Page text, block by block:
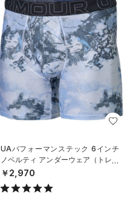
UAパフォーマンステック 6インチ
ノベルティ アンダーウェア（トレー
ニング/MEN）
￥2,970